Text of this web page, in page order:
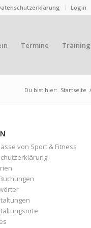
Login
Termine
Du bist hier: Startseite /
von Sport & Fitness